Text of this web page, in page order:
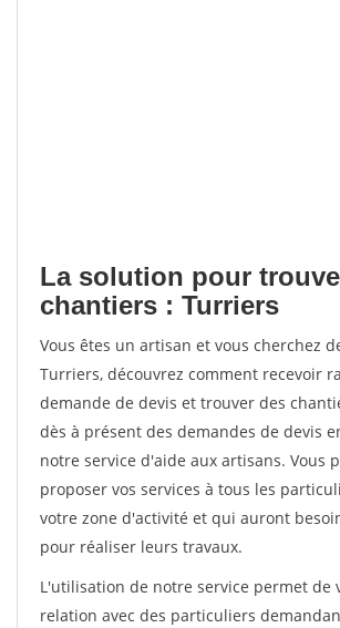
La solution pour
chantiers : Turriers
Vous êtes un artisan et vous cherchez
Turriers, découvrez comment recevoir
demande de devis et trouver des
dès à présent des demandes de devis
notre service d'aide aux artisans. Vous
proposer vos services à tous les
votre zone d'activité et qui auront
pour réaliser leurs travaux.
L'utilisation de notre service permet de
relation avec des particuliers